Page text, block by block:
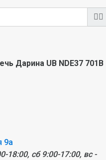
Дарина UB NDE37 701B
9а
18:00, сб 9:00-17:00, вс -